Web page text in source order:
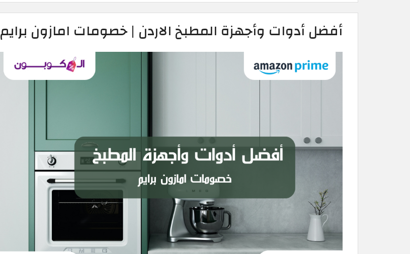
أفضل أدوات وأجهزة المطبخ الاردن | خصومات امازون برايم